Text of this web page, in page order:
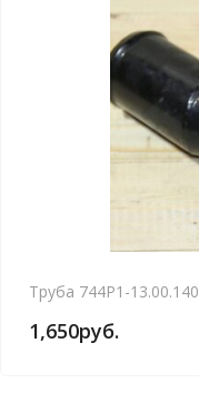
Труба 744Р1-13.00.140
1,650руб.